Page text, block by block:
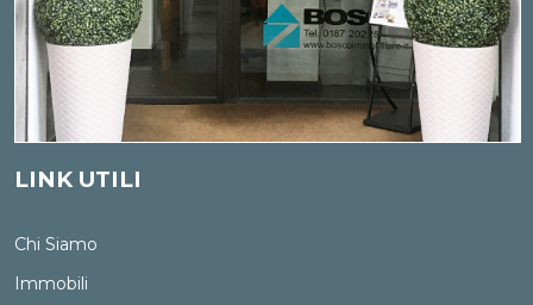
LINK UTILI
Chi Siamo
Immobili